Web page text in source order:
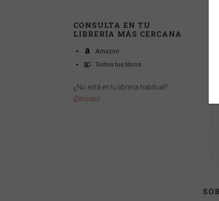
CONSULTA EN TU
LIBRERÍA MÁS CERCANA
Amazon
Todos tus libros
¿No está en tu librería habitual?
¡Dínoslo!